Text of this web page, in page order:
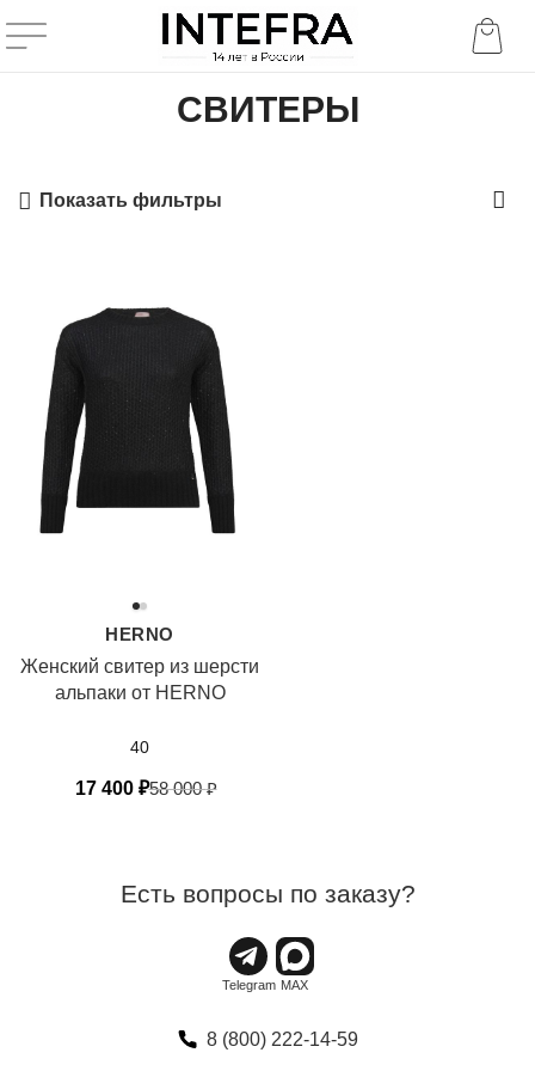
СВИТЕРЫ
Показать фильтры
HERNO
Женский свитер из шерсти
альпаки от HERNO
40
17 400 ₽58 000₽
Есть вопросы по заказу?
8 (800) 222-14-59